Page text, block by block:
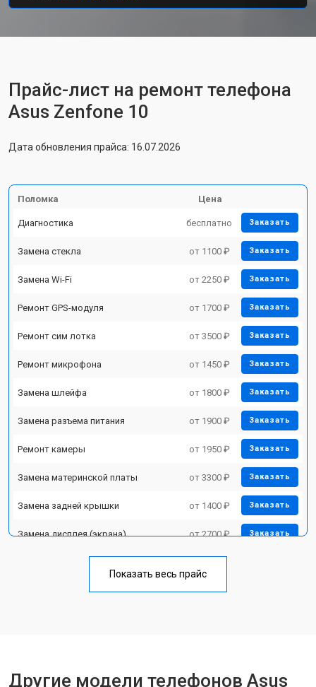
Прайс-лист на ремонт телефона
Asus Zenfone 10
Дата обновления прайса: 16.07.2026
Поломка Цена
Диагностика бесплатно Заказать
Замена стекла от 1100 ₽ Заказать
Замена Wi-Fi от 2250 ₽ Заказать
Ремонт GPS-модуля от 1700 ₽ Заказать
Ремонт сим лотка от 3500 ₽ Заказать
Ремонт микрофона от 1450 ₽ Заказать
Замена шлейфа от 1800 ₽ Заказать
Замена разъема питания от 1900 ₽ Заказать
Ремонт камеры от 1950 ₽ Заказать
Замена материнской платы от 3300 ₽ Заказать
Замена задней крышки от 1400 ₽ Заказать
Замена дисплея (экрана) от 2700 ₽ Заказать
Замена кнопки включения от 1750 ₽
Показать весь прайс
Другие модели телефонов Asus